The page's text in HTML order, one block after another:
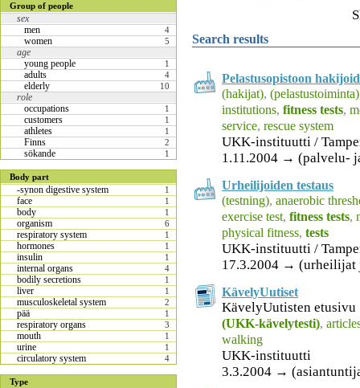
Group of people
sex
men
4
women 5
age
young people
1
adults 4
elderly 10
role
occupations
1
customers 1
athletes 1
Finns 2
sökande 1
Body part
-synon digestive system 1
face 1
body 1
organism 6
respiratory system 1
hormones 1
insulin 1
internal organs 4
bodily secretions 1
liver 1
musculoskeletal system 2
pää 1
respiratory organs 3
mouth 1
urine 1
circulatory system 4
Type
Search results
Pelastusopistoon
(hakijat), (pelastustoiminta)
institutions, fitness tests,
service, rescue system
UKK-instituutti /
1.11.2004 → (palvelu-
Urheilijoiden testaus
(testning), anaerobic
exercise test, fitness tests,
physical fitness, tests
UKK-instituutti /
17.3.2004 → (urheilijat
KävelyUutiset
KävelyUutisten etusivu
(UKK-kävelytesti),
walking
UKK-instituutti
3.3.2004 →